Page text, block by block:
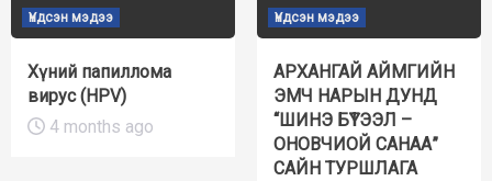
Үндсэн мэдээ
Хүний папиллома
вирус (HPV)
4 months ago
Үндсэн мэдээ
АРХАНГАЙ АЙМГИЙН
ЭМЧ НАРЫН ДУНД
“ШИНЭ БҮТЭЭЛ –
ОНОВЧИОЙ САНАА”
САЙН ТУРШЛАГА